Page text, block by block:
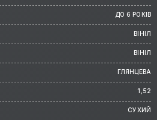
ДО 6 РОКІВ
ВІНІЛ
ВІНІЛ
ГЛЯНЦЕВА
1,52
СУХИЙ